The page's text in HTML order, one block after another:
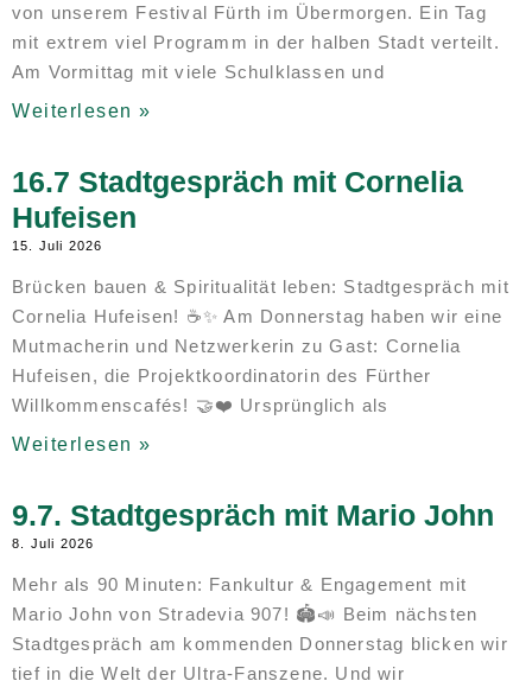
von unserem Festival Fürth im Übermorgen. Ein Tag
mit extrem viel Programm in der halben Stadt verteilt.
Am Vormittag mit viele Schulklassen und
Weiterlesen »
16.7 Stadtgespräch mit Cornelia
Hufeisen
15. Juli 2026
Brücken bauen & Spiritualität leben: Stadtgespräch mit
Cornelia Hufeisen! ☕✨ Am Donnerstag haben wir eine
Mutmacherin und Netzwerkerin zu Gast: Cornelia
Hufeisen, die Projektkoordinatorin des Fürther
Willkommenscafés! 🤝❤️ Ursprünglich als
Weiterlesen »
9.7. Stadtgespräch mit Mario John
8. Juli 2026
Mehr als 90 Minuten: Fankultur & Engagement mit
Mario John von Stradevia 907! 🏟️📣 Beim nächsten
Stadtgespräch am kommenden Donnerstag blicken wir
tief in die Welt der Ultra-Fanszene. Und wir